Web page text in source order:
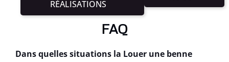
RÉALISATIONS
FAQ
Dans quelles situations la Louer une benne